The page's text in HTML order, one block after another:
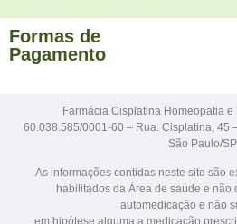
Formas de
Pagamento
Farmácia Cisplatina Homeopatia
60.038.585/0001-60 – Rua. Cisplatina, 45
São Paulo/SP
As informações contidas neste site são
habilitados da Área de saúde e não
automedicação e não